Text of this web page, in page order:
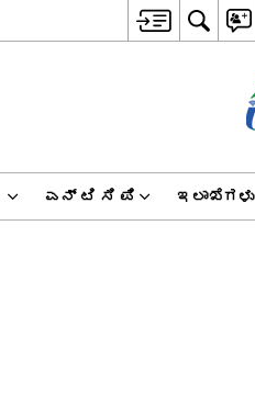
ಎನ್ ಟಿ ಸಿ ಪಿ ಇಲಾಖೆಗಳು